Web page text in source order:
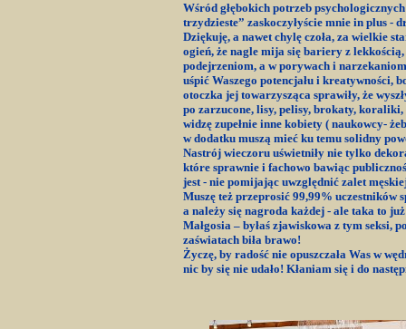
Wśród głębokich potrzeb
trzydzieste” zaskoczyłyście mnie in plus -
Dziękuję, a nawet chylę czoła, za wielkie
ogień, że nagle mija się bariery z
podejrzeniom, a w porywach i
uśpić Waszego potencjału i kreatywności,
otoczka jej towarzysząca sprawiły, że
po zarzucone, lisy, pelisy, brokaty,
widzę zupełnie inne kobiety ( naukowcy-
w dodatku muszą mieć ku temu solidny
Nastrój wieczoru uświetniły nie tylko
które sprawnie i fachowo bawiąc
jest - nie pomijając uwzględnić zalet
Muszę też przeprosić 99,99% uczestników
a należy się nagroda każdej - ale taka to
Małgosia – byłaś zjawiskowa z tym seksi,
zaświatach biła brawo!
Życzę, by radość nie opuszczała Was w
nic by się nie udało! Kłaniam się i do